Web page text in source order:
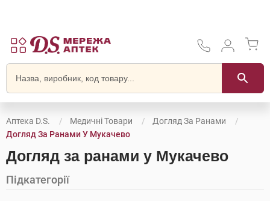
Аптека D.S. Медичні Товари
Догляд За Ранами
Догляд За Ранами У Мукачево
Догляд за ранами у Мукачево
Підкатегорії